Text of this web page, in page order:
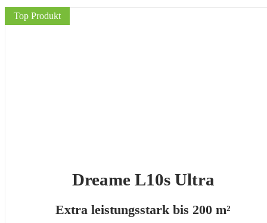
Top Produkt
Dreame L10s Ultra
Extra leistungsstark bis 200 m²